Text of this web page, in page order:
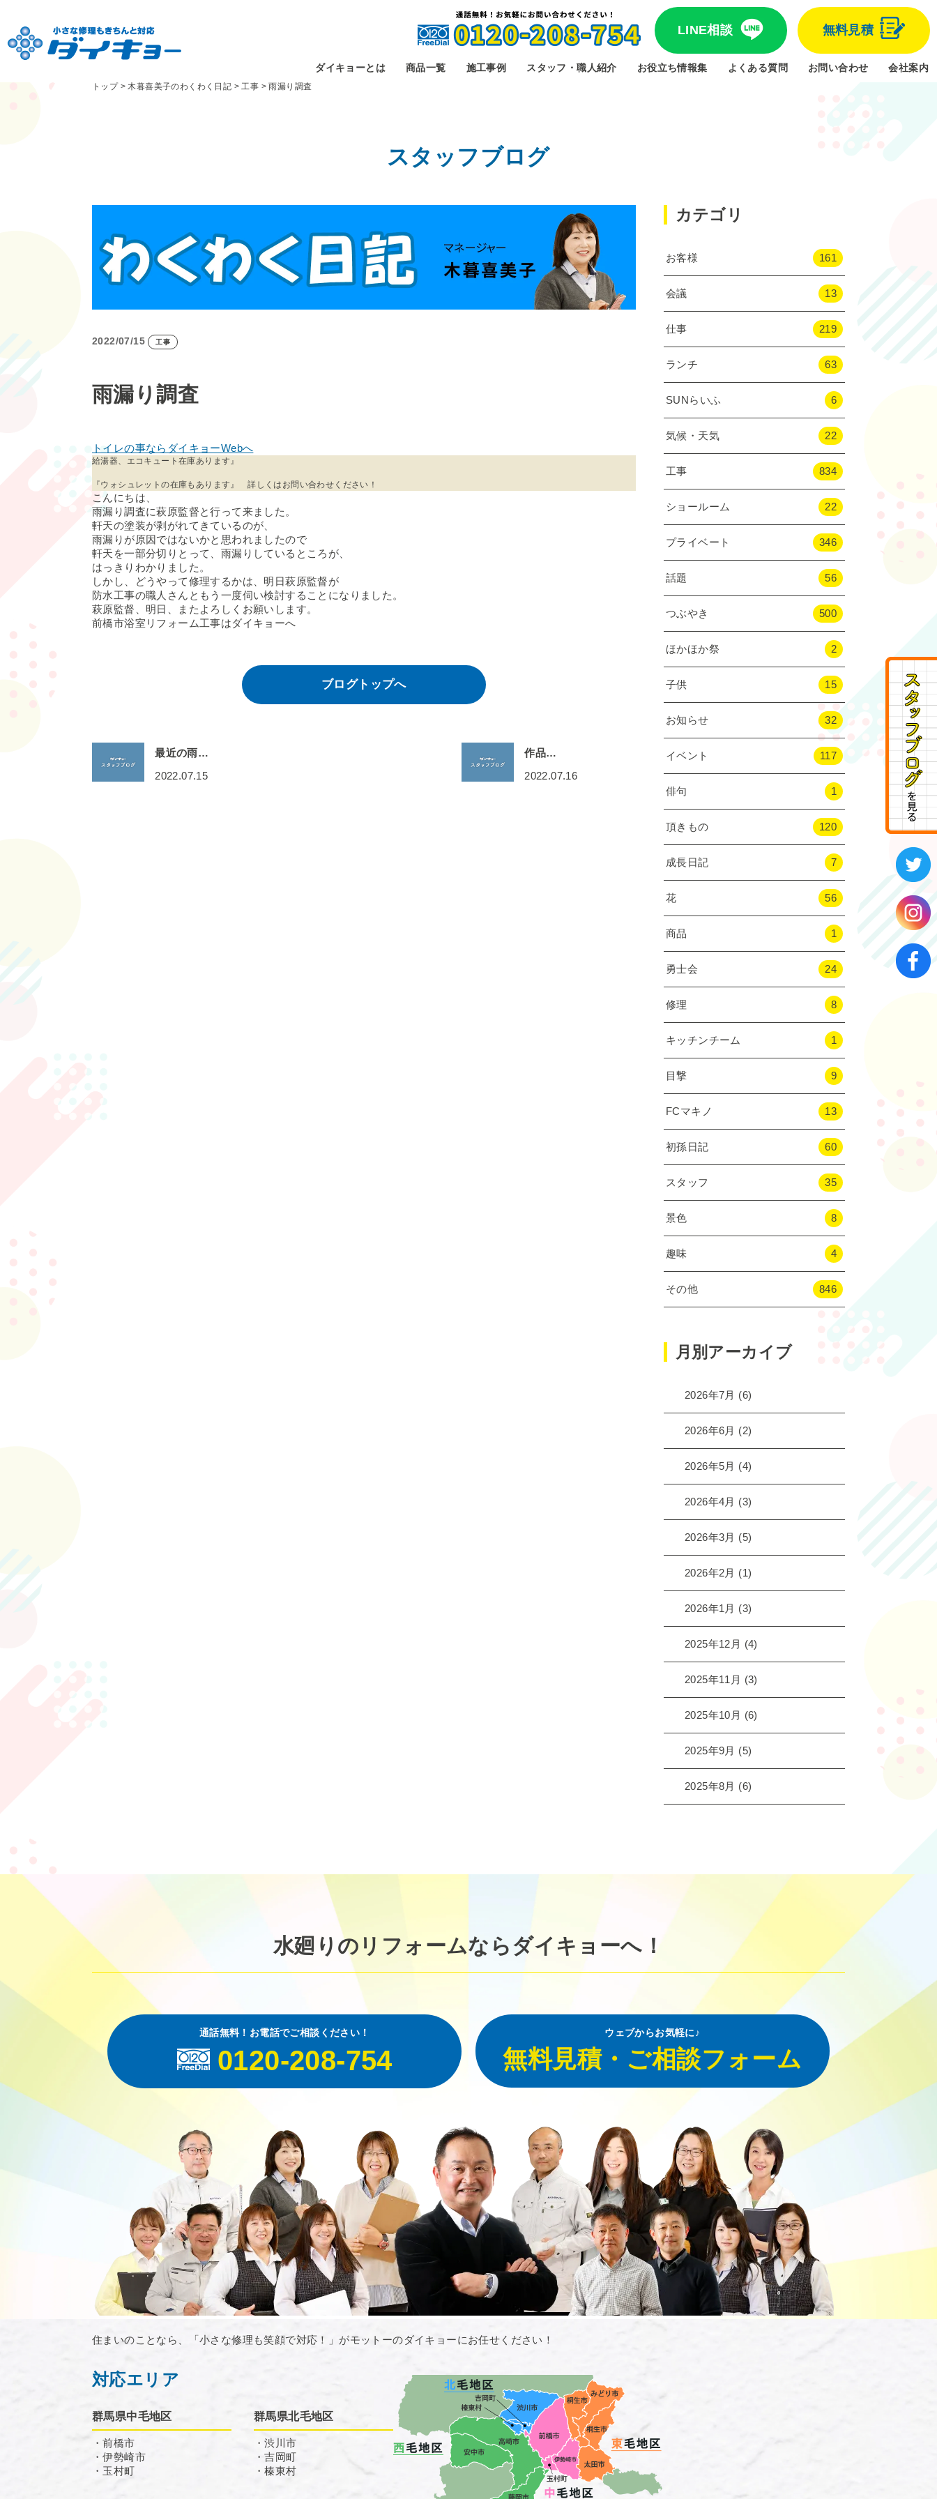
LINE相談 無料見積
ダイキョーとは 商品一覧 施工事例 スタッフ・職人紹介 お役立ち情報集 よくある質問 お問い合わせ 会社案内
トップ>木暮喜美子のわくわく日記 >工事 >雨漏り調査
スタッフブログ
2022/07/15 工事
雨漏り調査
トイレの事ならダイキョーWebへ
給湯器、エコキュート在庫あります』
『ウォシュレットの在庫もあります』 詳しくはお問い合わせください！
こんにちは、
雨漏り調査に萩原監督と行って来ました。
軒天の塗装が剥がれてきているのが、
雨漏りが原因ではないかと思われましたので
軒天を一部分切りとって、雨漏りしているところが、
はっきりわかりました。
しかし、どうやって修理するかは、明日萩原監督が
防水工事の職人さんともう一度伺い検討することになりました。
萩原監督、明日、またよろしくお願いします。
前橋市浴室リフォーム工事はダイキョーへ
ブログトップへ
最近の雨…
2022.07.15
作品…
2022.07.16
カテゴリ
お客様 161
会議 13
仕事 219
ランチ 63
SUNらいふ 6
気候・天気 22
工事 834
ショールーム 22
プライベート 346
話題 56
つぶやき 500
ほかほか祭 2
子供 15
お知らせ 32
イベント 117
俳句 1
頂きもの 120
成長日記 7
花 56
商品 1
勇士会 24
修理 8
キッチンチーム 1
目撃 9
FCマキノ 13
初孫日記 60
スタッフ 35
景色 8
趣味 4
その他 846
月別アーカイブ
2026年7月 (6)
2026年6月 (2)
2026年5月 (4)
2026年4月 (3)
2026年3月 (5)
2026年2月 (1)
2026年1月 (3)
2025年12月 (4)
2025年11月 (3)
2025年10月 (6)
2025年9月 (5)
2025年8月 (6)
水廻りのリフォームならダイキョーへ！
通話無料！お電話でご相談ください！
0120-208-754
ウェブからお気軽に♪
無料見積・ご相談フォーム
住まいのことなら、「小さな修理も笑顔で対応！」がモットーのダイキョーにお任せください！
対応エリア
群馬県中毛地区
・前橋市
・伊勢崎市
・玉村町
群馬県北毛地区
・渋川市
・吉岡町
・榛東村